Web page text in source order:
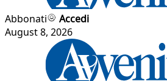
Abbonati
Accedi
August 8, 2026